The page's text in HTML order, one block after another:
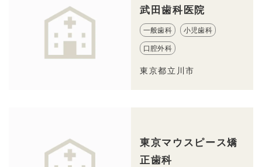
武田歯科医院
一般歯科 小児歯科
口腔外科
東京都立川市
東京マウスピース矯
正歯科